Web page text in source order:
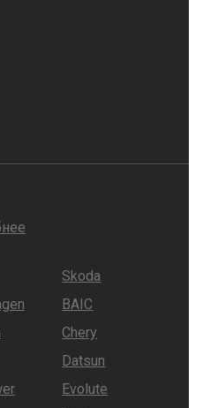
Skoda
BAIC
Chery
Datsun
Evolute